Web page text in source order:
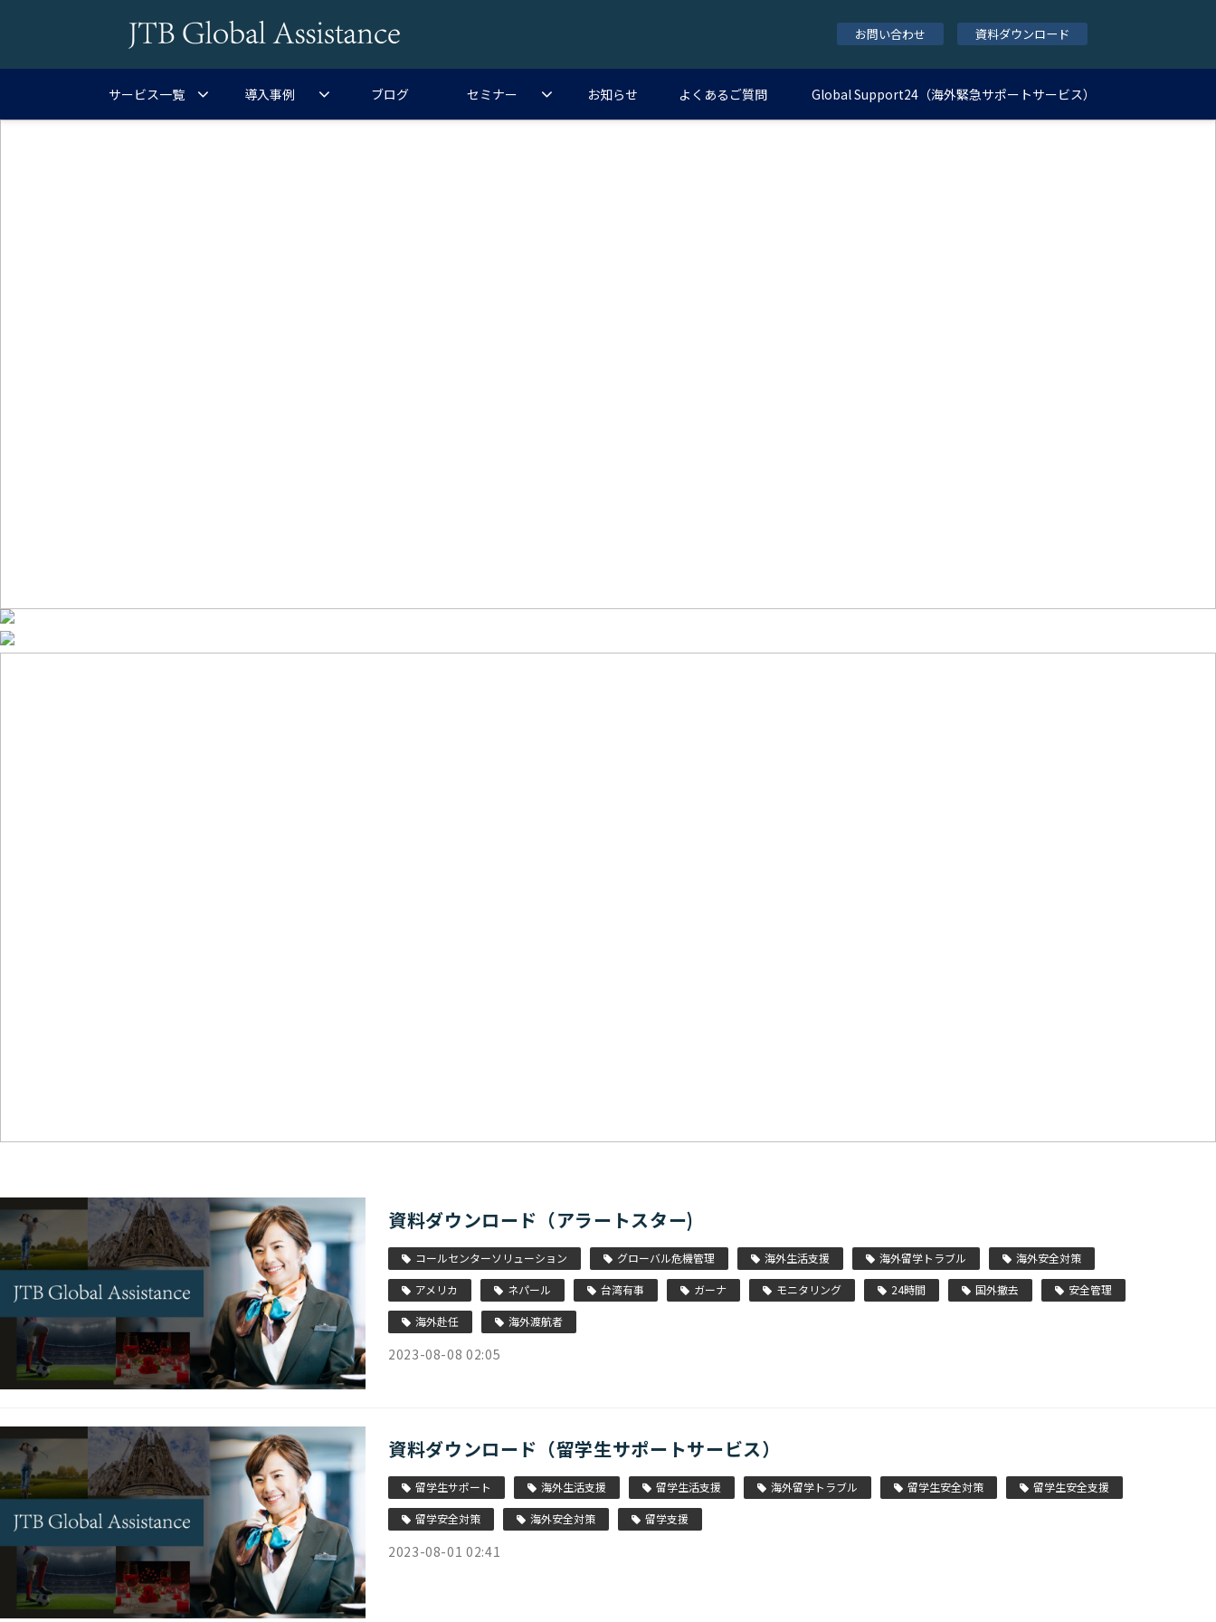
お問い合わせ 資料ダウンロード
サービス一覧 導入事例 ブログ セミナー お知らせ よくあるご質問 Global Support24（海外緊急サポートサービス）
資料ダウンロード（アラートスター)
コールセンターソリューション グローバル危機管理 海外生活支援 海外留学トラブル 海外安全対策
アメリカ ネパール 台湾有事 ガーナ モニタリング 24時間 国外撤去 安全管理
海外赴任 海外渡航者
2023-08-08 02:05
資料ダウンロード（留学生サポートサービス）
留学生サポート 海外生活支援 留学生活支援 海外留学トラブル 留学生安全対策 留学生安全支援
留学安全対策 海外安全対策 留学支援
2023-08-01 02:41